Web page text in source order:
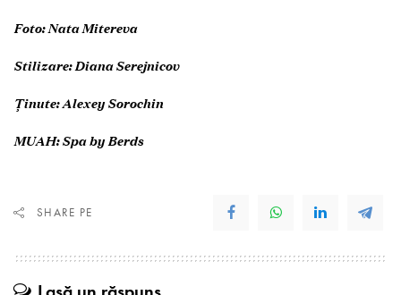
Foto: Nata Mitereva
Stilizare: Diana Serejnicov
Ținute: Alexey Sorochin
MUAH: Spa by Berds
SHARE PE